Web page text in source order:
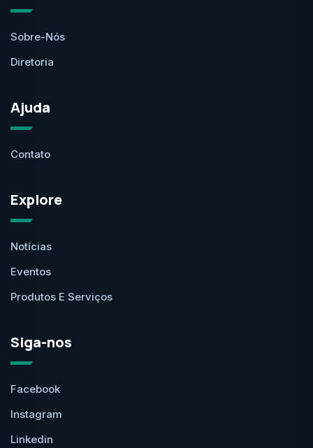
Sobre-Nós
Diretoria
Ajuda
Contato
Explore
Notícias
Eventos
Produtos E Serviços
Siga-nos
Facebook
Instagram
Linkedin